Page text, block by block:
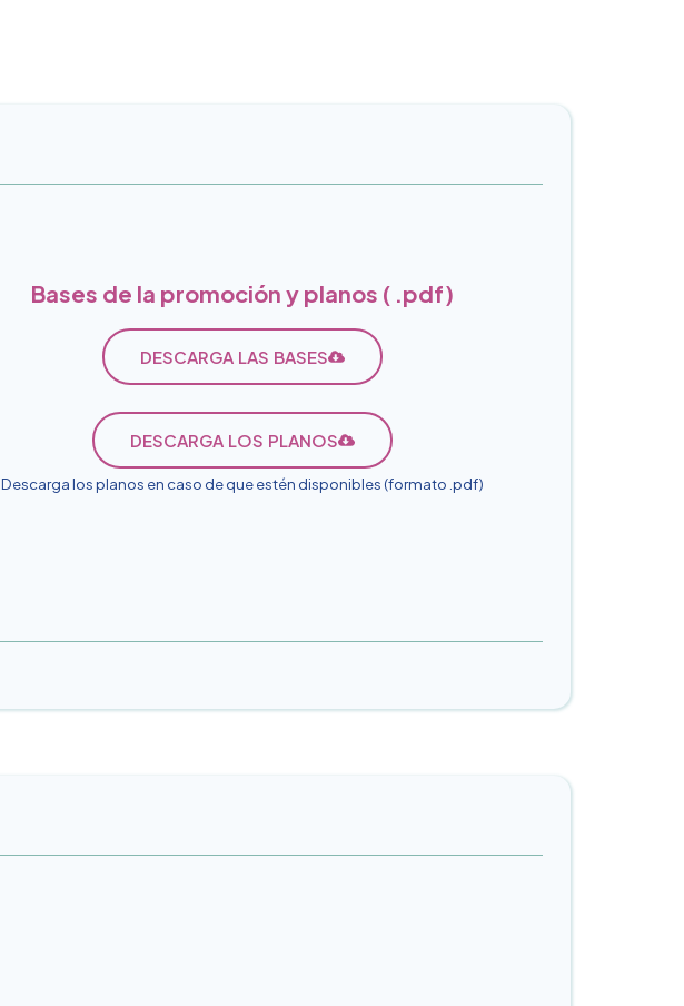
Bases de la promoción y planos ( .pdf)
DESCARGA LAS BASES
DESCARGA LOS PLANOS
Descarga los planos en caso de que estén disponibles (formato .pdf)